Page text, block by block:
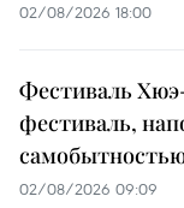
02/08/2026 18:00
Фестиваль
фестиваль,
02/08/2026 09:09